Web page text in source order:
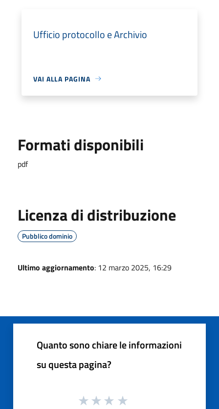
Ufficio protocollo e Archivio
VAI ALLA PAGINA
Formati disponibili
pdf
Licenza di distribuzione
Pubblico dominio
Ultimo aggiornamento: 12 marzo 2025, 16:29
Quanto sono chiare le informazioni
su questa pagina?